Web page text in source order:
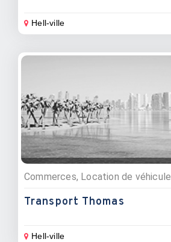
Hell-ville
Commerces, Location de véhicule
Transport Thomas
Hell-ville